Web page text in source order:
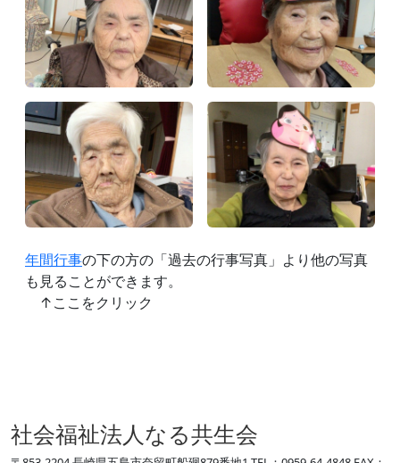
年間行事の下の方の「過去の行事写真」より他の写真
も見ることができます。
↑ここをクリック
社会福祉法人なる共生会